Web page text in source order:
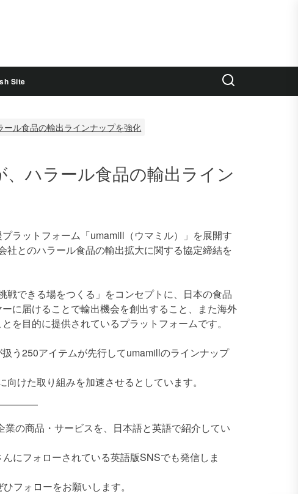
Site
ル食品の輸出ラインナップを強化
ハラール食品の輸出ライン
ラットフォーム「umamill（ウマミル）」を展開す
とのハラール食品の輸出拡大に関する協定締結を
できる場をつくる」をコンセプトに、日本の食品
に届けることで輸出機会を創出すること、また海外
を目的に提供されているプラットフォームです。
う250アイテムが先行してumamillのラインナップ
けた取り組みを加速させるとしています。
の商品・サービスを、日本語と英語で紹介してい
にフォローされている英語版SNSでも発信しま
フォローをお願いします。